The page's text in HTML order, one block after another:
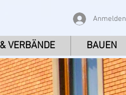
VERBÄNDE BAUEN
Anmelden